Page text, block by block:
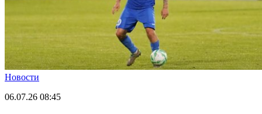
Новости
06.07.26 08:45